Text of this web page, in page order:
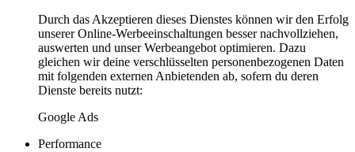
Durch das Akzeptieren dieses Dienstes können wir den Erfolg
unserer Online-Werbeeinschaltungen besser nachvollziehen,
auswerten und unser Werbeangebot optimieren. Dazu
gleichen wir deine verschlüsselten personenbezogenen Daten
mit folgenden externen Anbietenden ab, sofern du deren
Dienste bereits nutzt:
Google Ads
Performance